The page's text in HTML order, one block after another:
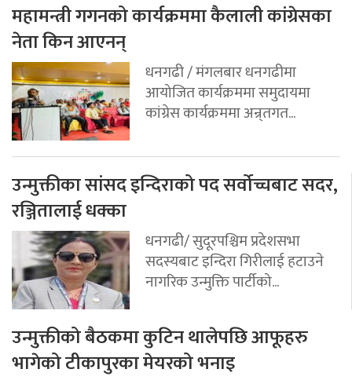
महामन्त्री गगनको कार्यक्रममा कैलाली कांग्रेसका
नेता किन आएनन्
धनगढी / मंगलबार धनगढीमा
आयोजित कार्यक्रममा समुदायमा
कांग्रेस कार्यक्रममा अन्र्तगत...
उन्मुक्तीका सांसद इन्दिराको पद सर्वोच्चबाट सदर,
रञ्जितालाई धक्का
धनगढी/ सुदूरपश्चिम प्रदेशसभा
सदस्यबाट इन्दिरा गिरीलाई हटाउने
नागरिक उन्मुक्ति पार्टीको...
उन्मुक्तीको बैठकमा कुटिन थालेपछि आफूहरु
भागेको टीकापुरका मेयरको भनाइ